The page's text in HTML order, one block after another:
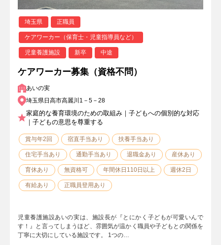
埼玉県 正職員
ケアワーカー（保育士・児童指導員など）
児童養護施設 新卒 中途
ケアワーカー募集（資格不問）
あいの実
埼玉県日高市高麗川1－5－28
家庭的な養育環境のための取組み｜子どもへの個別的な対応
｜子どもの意思を尊重する
賞与年2回 宿直手当あり 扶養手当あり
住宅手当あり 通勤手当あり 退職金あり 産休あり
育休あり 無資格可 年間休日110日以上 週休2日
有給あり 正職員登用あり
児童養護施設あいの実は、施設長が『とにかく子どもが可愛いんで
す！』と言ってしまうほど、雰囲気が温かく職員や子どもとの関係を
丁寧に大切にしている施設です。 1つの…